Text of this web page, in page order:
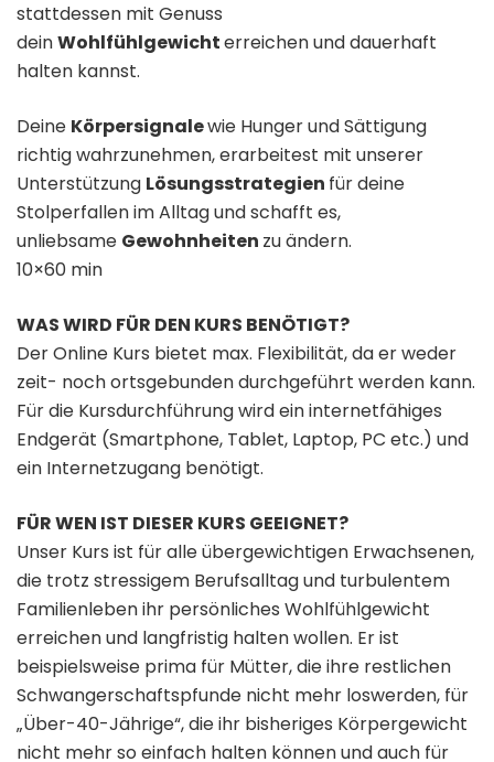
stattdessen mit Genuss
deinWohlfühlgewichterreichen und dauerhaft
halten kannst.
Deine Körpersignalewie Hunger und Sättigung
richtig wahrzunehmen, erarbeitest mit unserer
Unterstützung Lösungsstrategien für deine
Stolperfallen im Alltag und schafft es,
unliebsame Gewohnheiten zu ändern.
10×60 min
WAS WIRD FÜR DEN KURS BENÖTIGT?
Der Online Kurs bietet max. Flexibilität, da er weder
zeit- noch ortsgebunden durchgeführt werden kann.
Für die Kursdurchführung wird ein internetfähiges
Endgerät (Smartphone, Tablet, Laptop, PC etc.) und
ein Internetzugang benötigt.
FÜR WEN IST DIESER KURS GEEIGNET?
Unser Kurs ist für alle übergewichtigen Erwachsenen,
die trotz stressigem Berufsalltag und turbulentem
Familienleben ihr persönliches Wohlfühlgewicht
erreichen und langfristig halten wollen. Er ist
beispielsweise prima für Mütter, die ihre restlichen
Schwangerschaftspfunde nicht mehr loswerden, für
„Über-40-Jährige“, die ihr bisheriges Körpergewicht
nicht mehr so einfach halten können und auch für